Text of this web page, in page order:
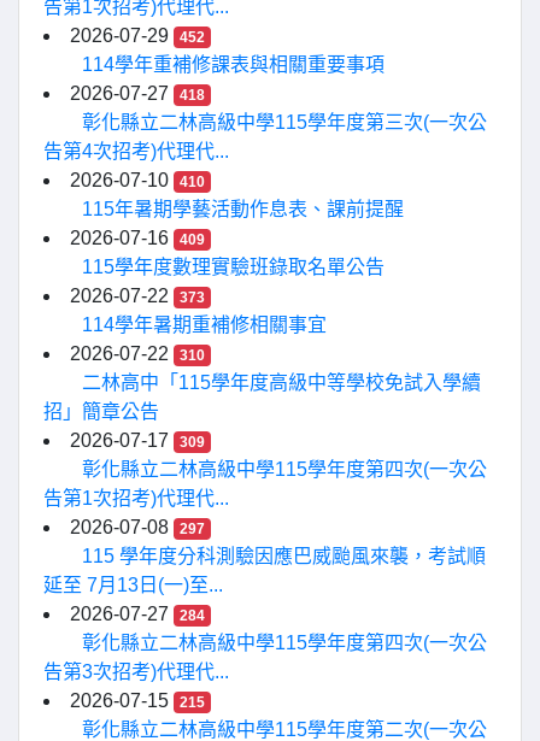
告第1次招考)代理代...
2026-07-29
452
114學年重補修課表與相關重要事項
2026-07-27
418
彰化縣立二林高級中學115學年度第三次(一次公
告第4次招考)代理代...
2026-07-10
410
115年暑期學藝活動作息表、課前提醒
2026-07-16
409
115學年度數理實驗班錄取名單公告
2026-07-22
373
114學年暑期重補修相關事宜
2026-07-22
310
二林高中「115學年度高級中等學校免試入學續
招」簡章公告
2026-07-17
309
彰化縣立二林高級中學115學年度第四次(一次公
告第1次招考)代理代...
2026-07-08
297
115 學年度分科測驗因應巴威颱風來襲，考試順
延至 7月13日(一)至...
2026-07-27
284
彰化縣立二林高級中學115學年度第四次(一次公
告第3次招考)代理代...
2026-07-15
215
彰化縣立二林高級中學115學年度第二次(一次公